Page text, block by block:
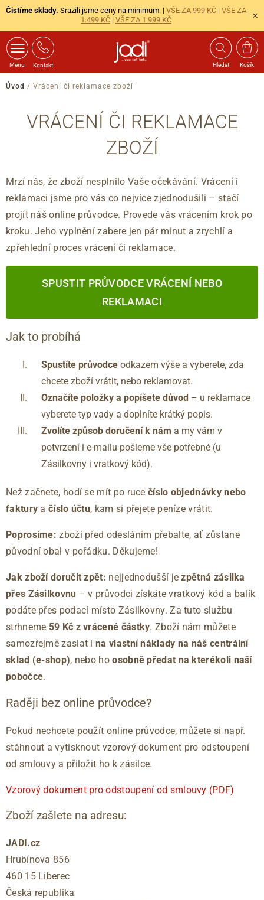
Čistíme sklady. Srazili jsme ceny na minimum. | VŠE ZA 999 KČ | VŠE ZA
1.499 KČ | VŠE ZA 1.999 KČ
Menu Kontakt Hledat Košík
Úvod / Vrácení či reklamace zboží
VRÁCENÍ ČI REKLAMACE
ZBOŽÍ
Mrzí nás, že zboží nesplnilo Vaše očekávání. Vrácení i
reklamaci jsme pro vás co nejvíce zjednodušili – stačí
projít náš online průvodce. Provede vás vrácením krok po
kroku. Jeho vyplnění zabere jen pár minut a zrychlí a
zpřehlední proces vrácení či reklamace.
SPUSTIT PRŮVODCE VRÁCENÍ NEBO
REKLAMACI
Jak to probíhá
Spustíte průvodce odkazem výše a vyberete, zda
chcete zboží vrátit, nebo reklamovat.
Označíte položky a popíšete důvod – u reklamace
vyberete typ vady a doplníte krátký popis.
Zvolíte způsob doručení k nám a my vám v
potvrzení i e-mailu pošleme vše potřebné (u
Zásilkovny i vratkový kód).
Než začnete, hodí se mít po rucečíslo objednávky nebo
faktury ačíslo účtu, kam si přejete peníze vrátit.
Poprosíme: zboží před odesláním přebalte, ať zůstane
původní obal v pořádku. Děkujeme!
Jak zboží doručit zpět: nejjednodušší jezpětná zásilka
přes Zásilkovnu – v průvodci získáte vratkový kód a balík
podáte přes podací místo Zásilkovny. Za tuto službu
strhneme 59 Kč z vrácené částky. Zboží nám můžete
samozřejmě zaslat ina vlastní náklady na náš centrální
sklad (e-shop), nebo hoosobně předat na kterékoli naší
pobočce.
Raději bez online průvodce?
Pokud nechcete použít online průvodce, můžete si např.
stáhnout a vytisknout vzorový dokument pro odstoupení
od smlouvy a přiložit ho k zásilce.
Vzorový dokument pro odstoupení od smlouvy (PDF)
Zboží zašlete na adresu:
JADI.cz
Hrubínova 856
460 15 Liberec
Česká republika